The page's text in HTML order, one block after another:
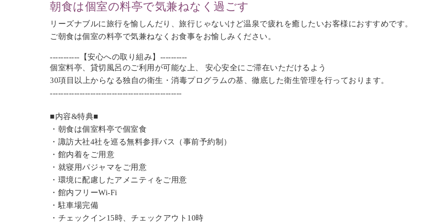
朝食は個室の料亭で気兼ねなく過ごす
リーズナブルに旅行を愉しんだり、旅行じゃないけど温泉で疲れを癒したいお客様におすすめです。
ご朝食は個室の料亭で気兼ねなくお食事をお愉しみください。
-----------【安心への取り組み】----------
個室料亭、貸切風呂のご利用が可能な上、 安心安全にご滞在いただけるよう
30項目以上からなる独自の衛生・消毒プログラムの基、徹底した衛生管理を行っております。
-------------------------------------------------
■内容&特典■
・朝食は個室料亭で個室食
・諏訪大社4社を巡る無料参拝バス（事前予約制）
・館内着をご用意
・就寝用パジャマをご用意
・環境に配慮したアメニティをご用意
・館内フリーWi-Fi
・駐車場完備
・チェックイン15時、チェックアウト10時